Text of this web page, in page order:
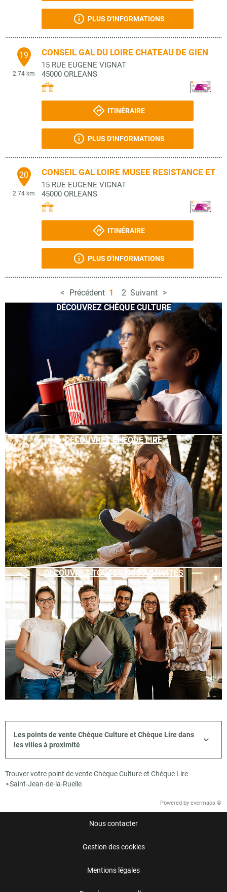
PLUS D'INFORMATIONS
19
2.74 km
CONSEIL GAL DU LOIRE CHATEAU DE GIEN
15 RUE EUGENE VIGNAT
45000 ORLEANS
ITINÉRAIRE
PLUS D'INFORMATIONS
20
2.74 km
CONSEIL GAL LOIRE MUSEE RESISTANCE ET
15 RUE EUGENE VIGNAT
45000 ORLEANS
ITINÉRAIRE
PLUS D'INFORMATIONS
Précédent 1 2 Suivant
DÉCOUVREZ CHÈQUE CULTURE
DÉCOUVREZ CHÈQUE LIRE
DÉCOUVREZ TOUTES NOS ACTIVITÉS
Les points de vente Chèque Culture et Chèque Lire dans
les villes à proximité
Trouver votre point de vente Chèque Culture et Chèque Lire
>Saint-Jean-de-la-Ruelle
Powered by evermaps ©
Nous contacter
Gestion des cookies
Mentions légales